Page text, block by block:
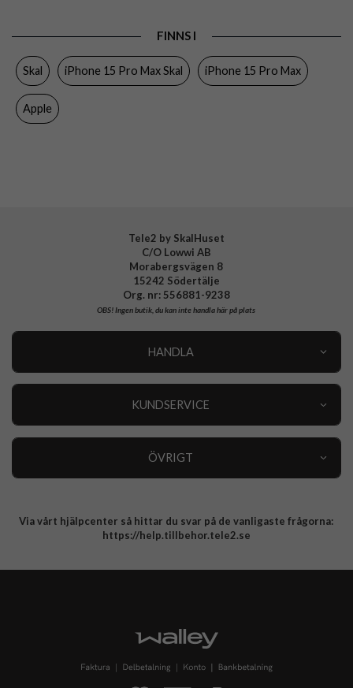
Färg
Material
Varumärke
FINNS I
Skal iPhone 15 Pro Max Skal iPhone 15 Pro Max
Apple
Tele2 by SkalHuset
C/O Lowwi AB
Morabergsvägen 8
15242 Södertälje
Org. nr: 556881-9238
OBS!Ingen butik, du kan inte handla här på plats
HANDLA
KUNDSERVICE
ÖVRIGT
Integritetspolicy
Via vårt hjälpcenter så hittar du svar på de vanligaste frågorna:
https://help.tillbehor.tele2.se